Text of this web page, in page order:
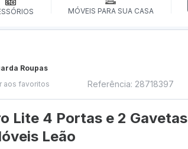
MÓVEIS PARA SUA CASA
Roupas
aos favoritos Referência: 28718397
Lite 4 Portas e 2 Gavetas
Leão